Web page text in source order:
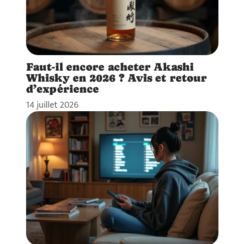
Faut-il encore acheter Akashi
Whisky en 2026 ? Avis et retour
d’expérience
14 juillet 2026